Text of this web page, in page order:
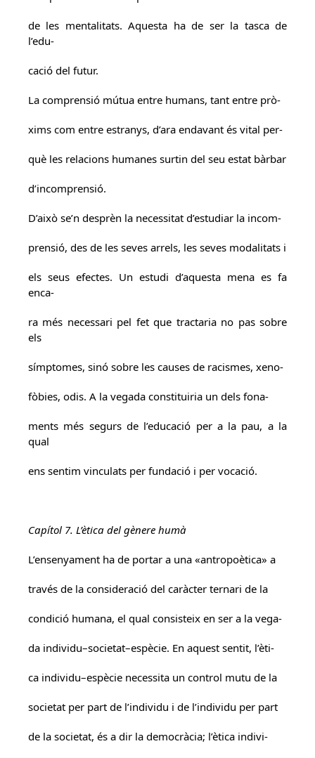
de les mentalitats. Aquesta ha de ser la tasca de
l’edu-
cació del futur.
La comprensió mútua entre humans, tant entre prò-
xims com entre estranys, d’ara endavant és vital per-
què les relacions humanes surtin del seu estat bàrbar
d’incomprensió.
D’això se’n desprèn la necessitat d’estudiar la incom-
prensió, des de les seves arrels, les seves modalitats i
els seus efectes. Un estudi d’aquesta mena es fa
enca-
ra més necessari pel fet que tractaria no pas sobre
els
símptomes, sinó sobre les causes de racismes, xeno-
fòbies, odis. A la vegada constituiria un dels fona-
ments més segurs de l’educació per a la pau, a la
qual
ens sentim vinculats per fundació i per vocació.
Capítol 7. L’ètica del gènere humà
L’ensenyament ha de portar a una «antropoètica» a
través de la consideració del caràcter ternari de la
condició humana, el qual consisteix en ser a la vega-
da individu–societat–espècie. En aquest sentit, l’èti-
ca individu–espècie necessita un control mutu de la
societat per part de l’individu i de l’individu per part
de la societat, és a dir la democràcia; l’ètica indivi-